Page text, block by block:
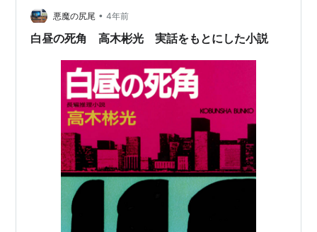
悪魔の尻尾 • 4年前
白昼の死角 高木彬光 実話をもとにした小説